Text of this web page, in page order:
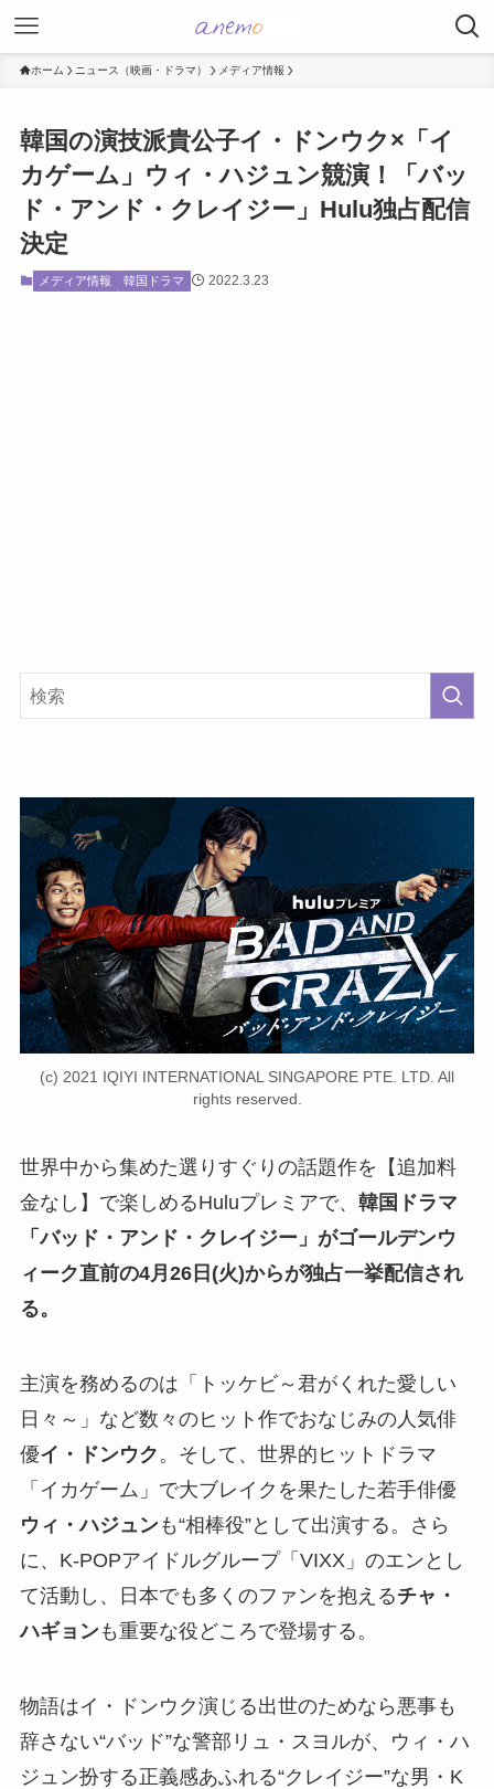
ホーム ニュース（映画・ドラマ） メディア情報
韓国の演技派貴公子イ・ドンウク×「イ
カゲーム」ウィ・ハジュン競演！「バッ
ド・アンド・クレイジー」Hulu独占配信
決定
メディア情報 韓国ドラマ 2022.3.23
(c) 2021 IQIYI INTERNATIONAL SINGAPORE PTE. LTD. All
rights reserved.
世界中から集めた選りすぐりの話題作を【追加料
金なし】で楽しめるHuluプレミアで、 韓国ドラマ
「バッド・アンド・クレイジー」がゴールデンウ
ィーク直前の4月26日(火)からが独占一挙配信され
る。
主演を務めるのは「トッケビ～君がくれた愛しい
日々～」など数々のヒット作でおなじみの人気俳
優イ・ドンウク 。そして、世界的ヒットドラマ
「イカゲーム」で大ブレイクを果たした若手俳優
ウィ・ハジュンも“相棒役”として出演する。さら
に、K-POPアイドルグループ「VIXX」のエンとし
て活動し、日本でも多くのファンを抱えるチャ・
ハギョンも重要な役どころで登場する。
物語はイ・ドンウク演じる出世のためなら悪事も
辞さない“バッド”な警部リュ・スヨルが、ウィ・ハ
ジュン扮する正義感あふれる“クレイジー”な男・K